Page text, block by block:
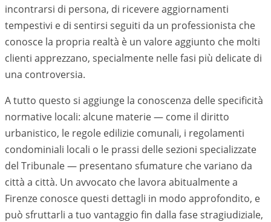
incontrarsi di persona, di ricevere aggiornamenti
tempestivi e di sentirsi seguiti da un professionista che
conosce la propria realtà è un valore aggiunto che molti
clienti apprezzano, specialmente nelle fasi più delicate di
una controversia.
A tutto questo si aggiunge la conoscenza delle specificità
normative locali: alcune materie — come il diritto
urbanistico, le regole edilizie comunali, i regolamenti
condominiali locali o le prassi delle sezioni specializzate
del Tribunale — presentano sfumature che variano da
città a città. Un avvocato che lavora abitualmente a
Firenze conosce questi dettagli in modo approfondito, e
può sfruttarli a tuo vantaggio fin dalla fase stragiudiziale,